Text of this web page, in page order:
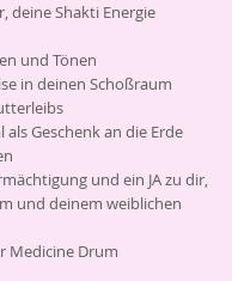
kreiere ich einen
dich und deine Körperin
IHR ihr in der Tiefe zu
machen, was
dir bewegen oder öffnen
deine Shakti Energie
und Tönen
in deinen Schoßraum
Geschenk an die Erde
und ein JA zu dir,
und deinem weiblichen
Medicine Drum